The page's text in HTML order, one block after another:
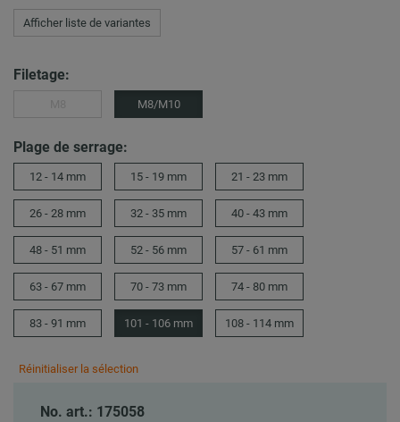
Afficher liste de variantes
Filetage:
M8/M10
Plage de serrage:
12 - 14 mm 15 - 19 mm 21 - 23 mm
26 - 28 mm 32 - 35 mm 40 - 43 mm
48 - 51 mm 52 - 56 mm 57 - 61 mm
63 - 67 mm 70 - 73 mm 74 - 80 mm
83 - 91 mm 101 - 106 mm 108 - 114 mm
Réinitialiser la sélection
No. art.: 175058